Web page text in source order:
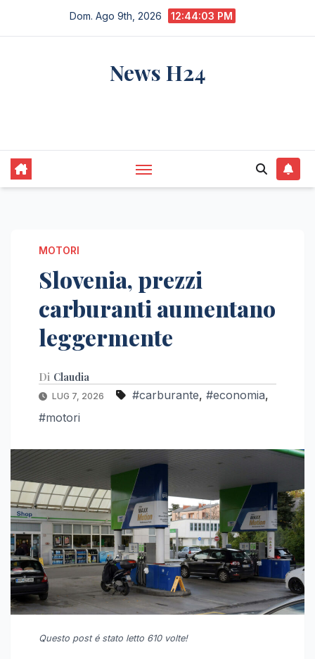
Dom. Ago 9th, 2026 12:44:04 PM
News H24
MOTORI
Slovenia, prezzi
carburanti aumentano
leggermente
Di Claudia
LUG 7, 2026 #carburante, #economia,
#motori
Questo post é stato letto 610 volte!